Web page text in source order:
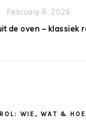
February 6, 2026
de oven – klassiek
WIE, WAT & HOE